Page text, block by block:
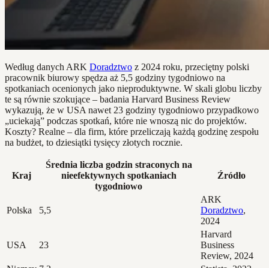
Według danych ARK Doradztwo z 2024 roku, przeciętny polski
pracownik biurowy spędza aż 5,5 godziny tygodniowo na
spotkaniach ocenionych jako nieproduktywne. W skali globu liczby
te są równie szokujące – badania Harvard Business Review
wykazują, że w USA nawet 23 godziny tygodniowo przypadkowo
„uciekają” podczas spotkań, które nie wnoszą nic do projektów.
Koszty? Realne – dla firm, które przeliczają każdą godzinę zespołu
na budżet, to dziesiątki tysięcy złotych rocznie.
Kraj
Średnia liczba godzin straconych na
nieefektywnych spotkaniach
tygodniowo
Źródło
Polska 5,5
ARK
Doradztwo,
2024
USA 23
Harvard
Business
Review, 2024